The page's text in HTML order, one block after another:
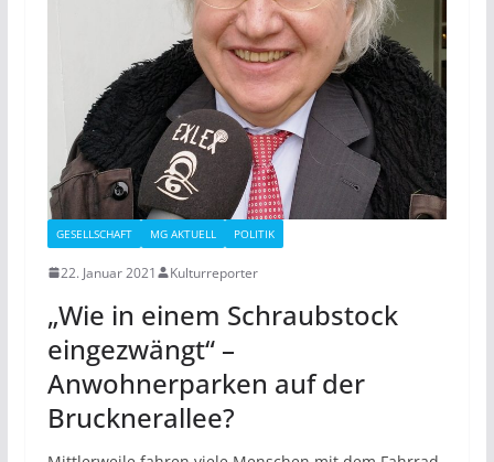
GESELLSCHAFT MG AKTUELL POLITIK
22. Januar 2021 Kulturreporter
„Wie in einem Schraubstock
eingezwängt“ –
Anwohnerparken auf der
Brucknerallee?